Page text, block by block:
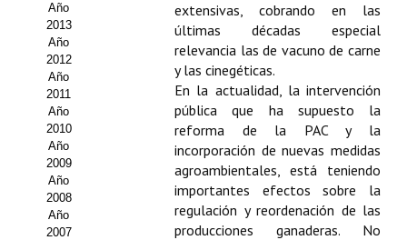
Propuesta Volumen Especial
Sello Calidad FECYT
Premio Prensa Agraria
Buscador de Artículos
JORNADAS AIDA
Presentación Jornadas
Año
2013
Año
2012
Año
2011
Año
2010
Año
2009
Año
2008
Año
2007
extensivas, cobrando en las
últimas décadas especial
relevancia las de vacuno de carne
y las cinegéticas.
En la actualidad, la intervención
pública que ha supuesto la
reforma de la PAC y la
incorporación de nuevas medidas
agroambientales, está teniendo
importantes efectos sobre la
regulación y reordenación de las
producciones ganaderas. No